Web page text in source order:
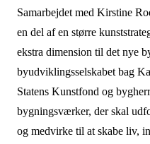
Samarbejdet med Kirstine
en del af en større
ekstra dimension til det nye
byudviklingsselskabet bag
Statens Kunstfond og
bygningsværker, der skal
og medvirke til at skabe liv,